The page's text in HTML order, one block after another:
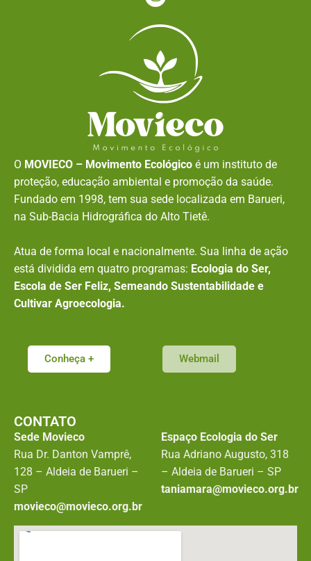
O MOVIECO – Movimento Ecológico é um instituto de
proteção, educação ambiental e promoção da saúde.
Fundado em 1998, tem sua sede localizada em Barueri,
na Sub-Bacia Hidrográfica do Alto Tietê.
Atua de forma local e nacionalmente. Sua linha de ação
está dividida em quatro programas: Ecologia do Ser,
Escola de Ser Feliz, Semeando Sustentabilidade e
Cultivar Agroecologia.
Conheça + Webmail
CONTATO
Sede Movieco
Rua Dr. Danton Vamprê,
128 – Aldeia de Barueri –
SP
movieco@movieco.org.br
Espaço Ecologia do Ser
Rua Adriano Augusto, 318
– Aldeia de Barueri – SP
taniamara@movieco.org.br